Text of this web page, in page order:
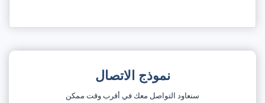
نموذج الاتصال
سنعاود التواصل معك في أقرب وقت ممكن